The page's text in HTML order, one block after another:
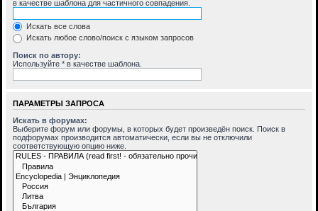
в качестве шаблона для частичного совпадения.
Искать все слова
Искать любое слово/поиск с языком запросов
Поиск по автору:
Используйте * в качестве шаблона.
ПАРАМЕТРЫ ЗАПРОСА
Искать в форумах:
Выберите форум или форумы, в которых будет произведён поиск. Поиск в
подфорумах производится автоматически, если вы не отключили
соответствующую опцию ниже.